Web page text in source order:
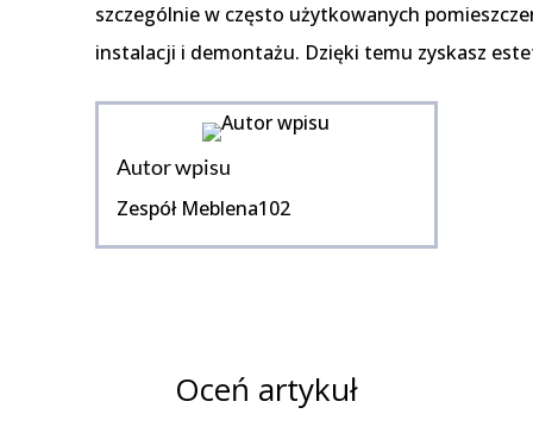
szczególnie w często użytkowanych
instalacji i demontażu. Dzięki temu zyskasz
Autor wpisu
Zespół Meblena102
Oceń artykuł